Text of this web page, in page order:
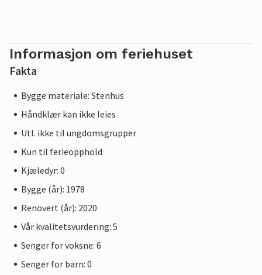
Informasjon om feriehuset
Fakta
Bygge materiale: Stenhus
Håndklær kan ikke leies
Utl. ikke til ungdomsgrupper
Kun til ferieopphold
Kjæledyr: 0
Bygge (år): 1978
Renovert (år): 2020
Vår kvalitetsvurdering: 5
Senger for voksne: 6
Senger for barn: 0